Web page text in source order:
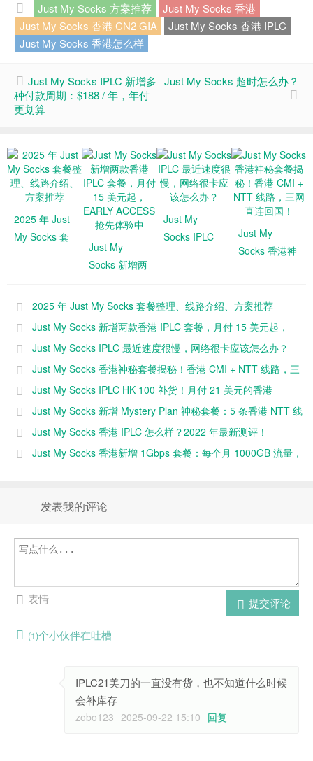
Just My Socks 方案推荐
Just My Socks 香港
Just My Socks 香港 CN2 GIA
Just My Socks 香港 IPLC
Just My Socks 香港怎么样
Just My Socks IPLC 新增多
种付款周期：$188 / 年，年付
更划算
Just My Socks 超时怎么办？
2025 年 Just
My Socks 套
Just My
Socks 新增两
套餐，月付
EARLY
ACCESS 抢
先体验中
Just My
Socks IPLC
Just My
Socks 香港神
NTT 线路，
三网直连回
2025 年 Just My Socks 套餐整理、线路介绍、方案推荐
Just My Socks 新增两款香港 IPLC 套餐，月付 15 美元起，
EARLY ACCESS 抢先体验中
Just My Socks IPLC 最近速度很慢，网络很卡应该怎么办？
Just My Socks 香港神秘套餐揭秘！香港 CMI + NTT 线路，三
网直连回国！
Just My Socks IPLC HK 100 补货！月付 21 美元的香港
IPLC！Just My Socks 新增 Mystery Plan 神秘套餐：5 条香港 NTT 线
路，月付 8.99 美元
Just My Socks 香港 IPLC 怎么样？2022 年最新测评！
Just My Socks 香港新增 1Gbps 套餐：每个月 1000GB 流量，
发表我的评论
提交评论
表情
(1)个小伙伴在吐槽
IPLC21美刀的一直没有货，也不知道什么时候
会补库存
zobo123 2025-09-22 15:10 回复